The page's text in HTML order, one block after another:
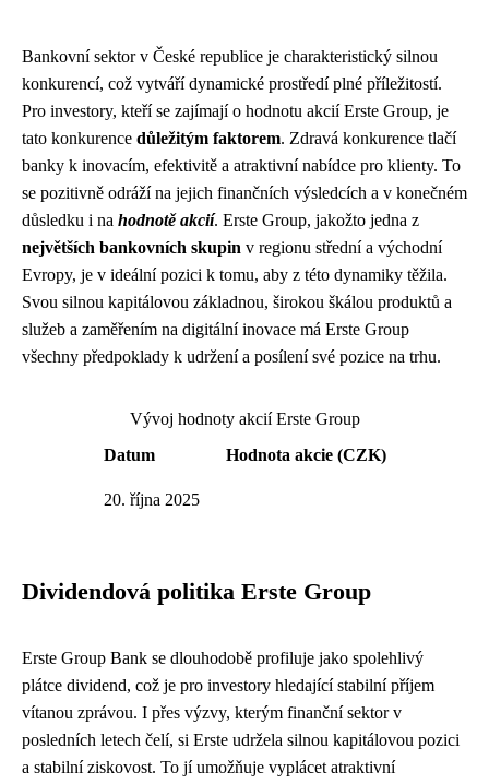
Bankovní sektor v České republice je charakteristický silnou
konkurencí, což vytváří dynamické prostředí plné příležitostí.
Pro investory, kteří se zajímají o hodnotu akcií Erste Group, je
tato konkurence důležitým faktorem. Zdravá konkurence tlačí
banky k inovacím, efektivitě a atraktivní nabídce pro klienty. To
se pozitivně odráží na jejich finančních výsledcích a v konečném
důsledku i na hodnotě akcií. Erste Group, jakožto jedna z
největších bankovních skupin v regionu střední a východní
Evropy, je v ideální pozici k tomu, aby z této dynamiky těžila.
Svou silnou kapitálovou základnou, širokou škálou produktů a
služeb a zaměřením na digitální inovace má Erste Group
všechny předpoklady k udržení a posílení své pozice na trhu.
Vývoj hodnoty akcií Erste Group
Datum
Hodnota akcie (CZK)
20. října 2025
Dividendová politika Erste Group
Erste Group Bank se dlouhodobě profiluje jako spolehlivý
plátce dividend, což je pro investory hledající stabilní příjem
vítanou zprávou. I přes výzvy, kterým finanční sektor v
posledních letech čelí, si Erste udržela silnou kapitálovou pozici
a stabilní ziskovost. To jí umožňuje vyplácet atraktivní